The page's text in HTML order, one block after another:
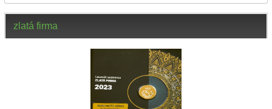
zlatá firma